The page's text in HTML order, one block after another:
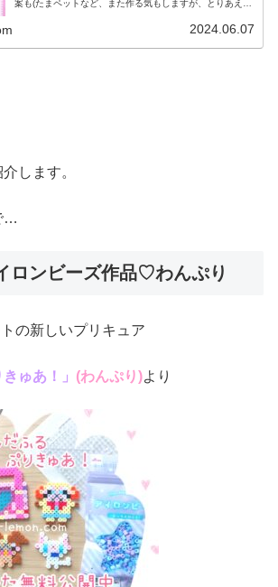
案も(たまペットなど、また作る気もしますが、とりあえず
2024.06.07
します。
…
ロンビーズ作品♡わんぷり
の新しいプリキュア
ゅあ！」 (わんぷり)より